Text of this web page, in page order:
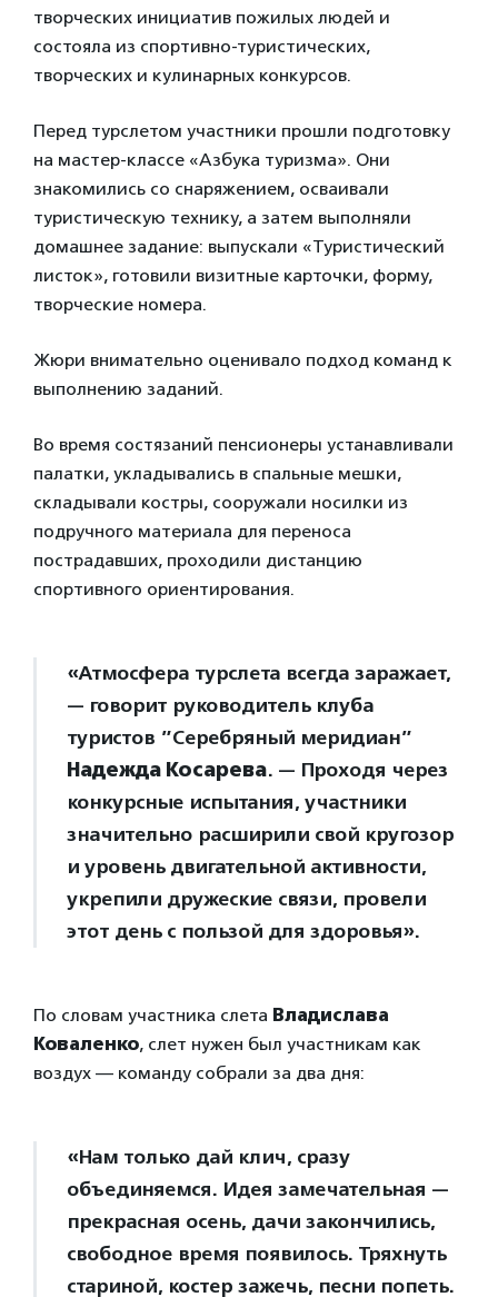
творческих инициатив пожилых людей и
состояла из спортивно-туристических,
творческих и кулинарных конкурсов.
Перед турслетом участники прошли подготовку
на мастер-классе «Азбука туризма». Они
знакомились со снаряжением, осваивали
туристическую технику, а затем выполняли
домашнее задание: выпускали «Туристический
листок», готовили визитные карточки, форму,
творческие номера.
Жюри внимательно оценивало подход команд к
выполнению заданий.
Во время состязаний пенсионеры устанавливали
палатки, укладывались в спальные мешки,
складывали костры, сооружали носилки из
подручного материала для переноса
пострадавших, проходили дистанцию
спортивного ориентирования.
«Атмосфера турслета всегда заражает,
— говорит руководитель клуба
туристов ”Серебряный меридиан”
Надежда Косарева. — Проходя через
конкурсные испытания, участники
значительно расширили свой кругозор
и уровень двигательной активности,
укрепили дружеские связи, провели
этот день с пользой для здоровья».
По словам участника слета Владислава
Коваленко, слет нужен был участникам как
воздух — команду собрали за два дня:
«Нам только дай клич, сразу
объединяемся. Идея замечательная —
прекрасная осень, дачи закончились,
свободное время появилось. Тряхнуть
стариной, костер зажечь, песни попеть.